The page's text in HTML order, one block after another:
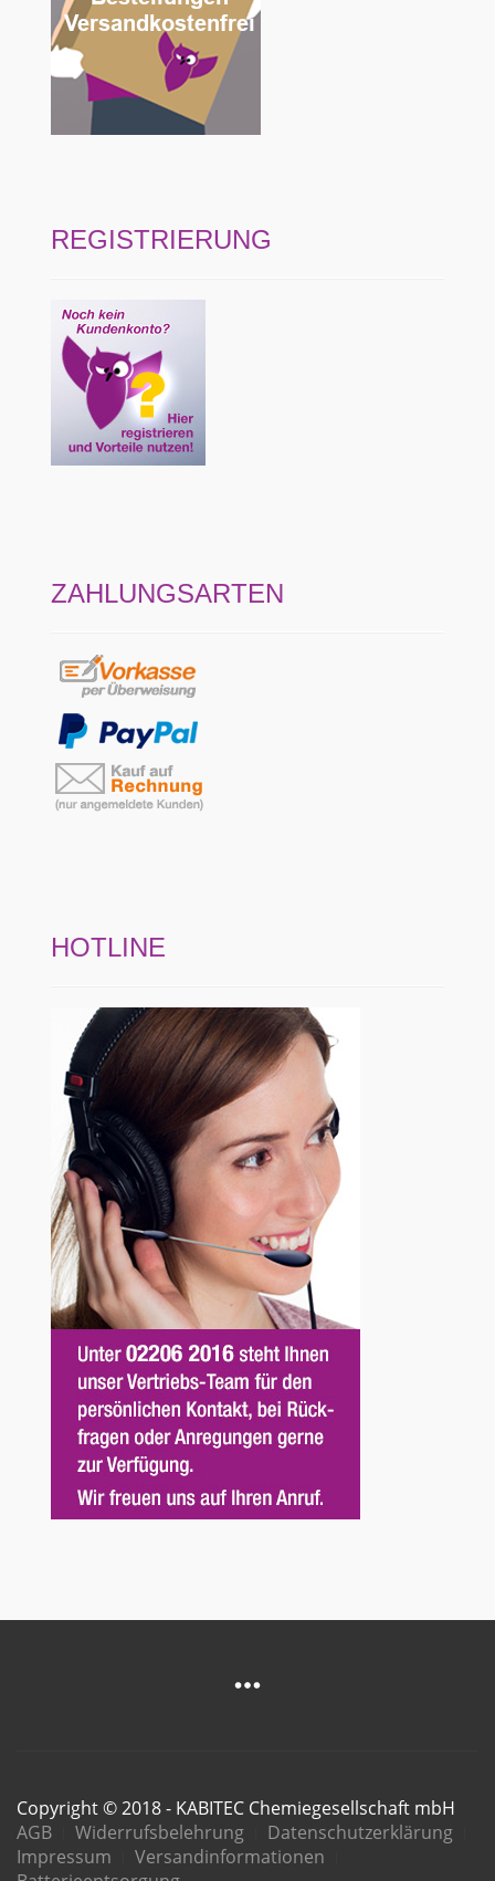
REGISTRIERUNG
ZAHLUNGSARTEN
HOTLINE
Copyright © 2018 - KABITEC Chemiegesellschaft mbH
AGB
Widerrufsbelehrung
Datenschutzerklärung
Impressum
Versandinformationen